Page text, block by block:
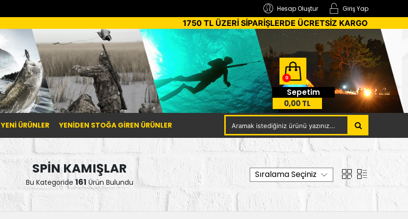
Giriş Yap
Hesap Oluştur
1750 TL ÜZERİ SİPARİŞLERDE ÜCRETSİZ KARGO
0
Sepetim
0,00 TL
YENI ÜRÜNLER YENIDEN STOĞA GIREN ÜRÜNLER
SPİN KAMIŞLAR
Bu Kategoride161 Ürün Bulundu